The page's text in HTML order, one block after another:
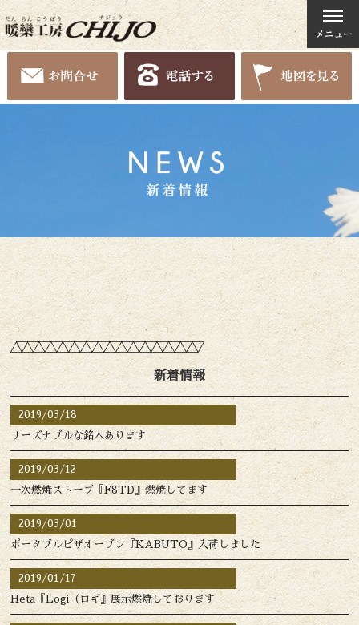
新着情報
2019/03/18
リーズナブルな銘木あります
2019/03/12
一次燃焼ストーブ『F8TD』燃焼してます
2019/03/01
ポータブルピザオーブン『KABUTO』入荷しました
2019/01/17
Heta『Logi（ロギ』展示燃焼しております